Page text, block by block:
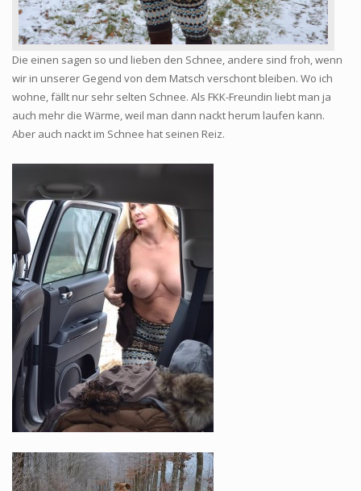
Die einen sagen so und lieben den Schnee, andere sind froh, wenn
wir in unserer Gegend von dem Matsch verschont bleiben. Wo ich
wohne, fällt nur sehr selten Schnee. Als FKK-Freundin liebt man ja
auch mehr die Wärme, weil man dann nackt herum laufen kann.
Aber auch nackt im Schnee hat seinen Reiz.